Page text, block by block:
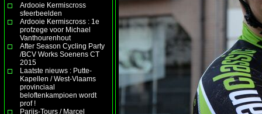
Ardooie Kermiscross
sfeerbeelden
Ardooie Kermiscross : 1e
profzege voor Michael
Vanthourenhout
After Season Cycling Party
/BCV Works Soenens CT
2015
Laatste nieuws : Putte-
Kapellen / West-Vlaams
provinciaal
beloftenkampioen wordt
prof !
Parijs-Tours / Marcel